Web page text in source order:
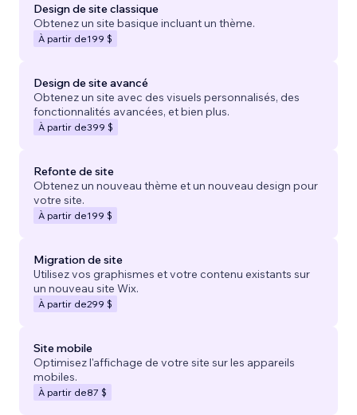
Design de site classique
Obtenez un site basique incluant un thème.
À partir de199 $
Design de site avancé
Obtenez un site avec des visuels personnalisés, des
fonctionnalités avancées, et bien plus.
À partir de399 $
Refonte de site
Obtenez un nouveau thème et un nouveau design pour
votre site.
À partir de199 $
Migration de site
Utilisez vos graphismes et votre contenu existants sur
un nouveau site Wix.
À partir de299 $
Site mobile
Optimisez l'affichage de votre site sur les appareils
mobiles.
À partir de87 $